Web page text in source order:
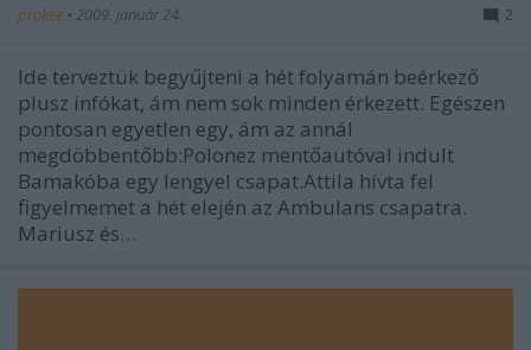
prokee • 2009. január 24. 2
Ide terveztük begyűjteni a hét folyamán beérkező
plusz infókat, ám nem sok minden érkezett. Egészen
pontosan egyetlen egy, ám az annál
megdöbbentőbb:Polonez mentőautóval indult
Bamakóba egy lengyel csapat.Attila hívta fel
figyelmemet a hét elején az Ambulans csapatra.
Mariusz és…